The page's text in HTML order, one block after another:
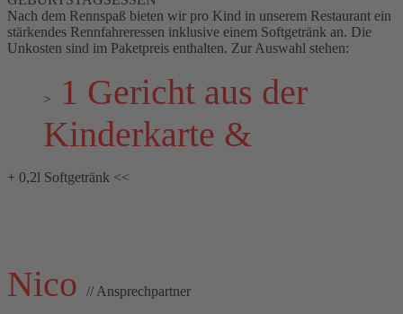
Nach dem Rennspaß bieten wir pro Kind in unserem Restaurant ein
stärkendes Rennfahreressen inklusive einem Softgetränk an. Die
Unkosten sind im Paketpreis enthalten. Zur Auswahl stehen:
>
1 Gericht aus der
Kinderkarte &
+ 0,2l Softgetränk <<
Nico // Ansprechpartner